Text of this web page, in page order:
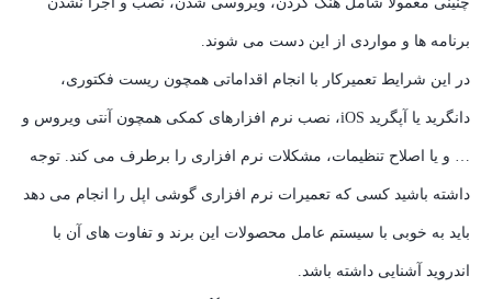
برنامه ها و مواردی از این دست می شوند.
در این شرایط تعمیرکار با انجام اقداماتی همچون ریست فکتوری،
دانگرید یا آپگرید iOS، نصب نرم افزارهای کمکی همچون آنتی ویروس و
… و یا اصلاح تنظیمات، مشکلات نرم افزاری را برطرف می کند. توجه
داشته باشید کسی که تعمیرات نرم افزاری گوشی اپل را انجام می دهد
باید به خوبی با سیستم عامل محصولات این برند و تفاوت های آن با
اندروید آشنایی داشته باشد.